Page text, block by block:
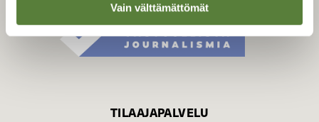
Vain välttämättömät
TILAAJAPALVELU